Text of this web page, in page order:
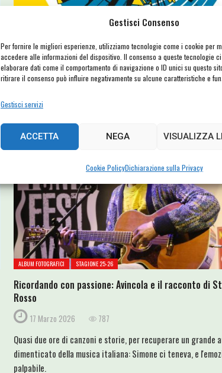
Gestisci Consenso
Per fornire le migliori esperienze, utilizziamo tecnologie come i cookie per
accedere alle informazioni del dispositivo. Il consenso a queste tecnologie
elaborare dati come il comportamento di navigazione o ID unici su questo
ritirare il consenso può influire negativamente su alcune caratteristiche e
Gestisci servizi
ACCETTA NEGA VISUALIZZA
Cookie PolicyDichiarazione sulla Privacy
20 Maggio 2026 439
Le presentazioni di tutti gli artisti del FORTE! Festival 2026,
ALBUM FOTOGRAFICI STAGIONE 25-26
Ricordando con passione: Avincola e il racconto di
Rosso
17 Marzo 2026 787
Quasi due ore di canzoni e storie, per recuperare un grande
dimenticato della musica italiana: Simone ci teneva, e
palpabile.